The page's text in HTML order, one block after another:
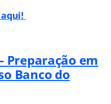
Preparação em
Banco do